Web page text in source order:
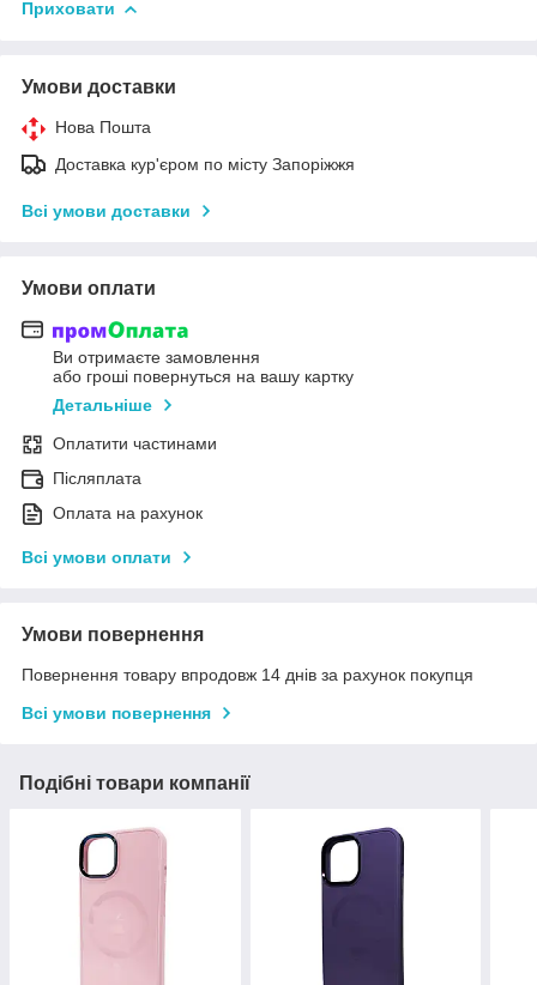
Приховати
Умови доставки
Нова Пошта
Доставка кур'єром по місту Запоріжжя
Всі умови доставки
Умови оплати
Ви отримаєте замовлення
або гроші повернуться на вашу картку
Детальніше
Оплатити частинами
Післяплата
Оплата на рахунок
Всі умови оплати
Умови повернення
Повернення товару впродовж 14 днів за рахунок покупця
Всі умови повернення
Подібні товари компанії